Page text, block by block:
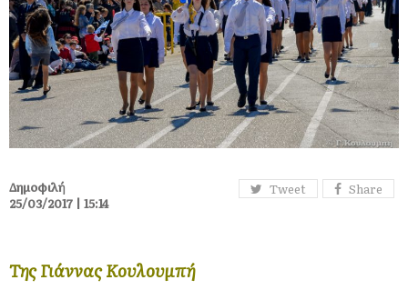
Tweet Share
Δημοφιλή
25/03/2017 | 15:14
Της Γιάννας Κουλουμπή